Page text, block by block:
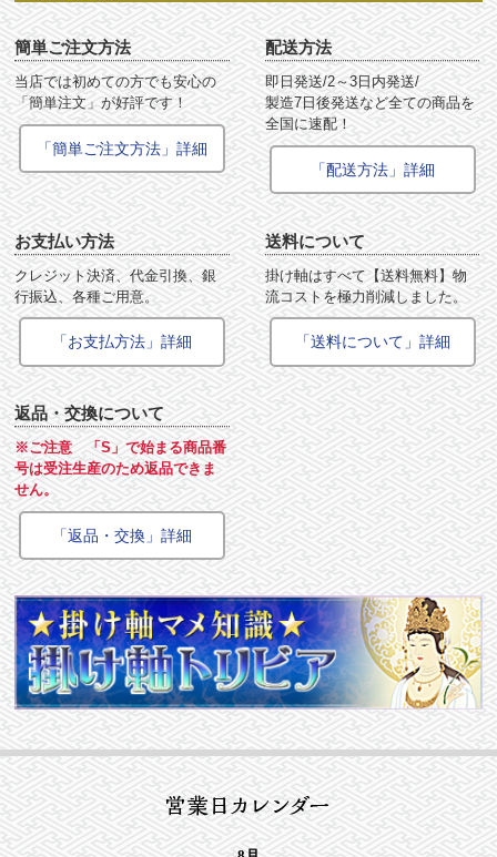
簡単ご注文方法
当店では初めての方でも安心の
「簡単注文」が好評です！
「簡単ご注文方法」詳細
配送方法
即日発送/2～3日内発送/
製造7日後発送など全ての商品を
全国に速配！
「配送方法」詳細
お支払い方法
クレジット決済、代金引換、銀
行振込、各種ご用意。
「お支払方法」詳細
送料について
掛け軸はすべて【送料無料】物
流コストを極力削減しました。
「送料について」詳細
返品・交換について
※ご注意 「S」で始まる商品番
号は受注生産のため返品できま
せん。
「返品・交換」詳細